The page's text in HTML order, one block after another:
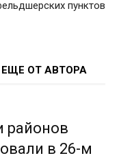
пунктов
ЕЩЕ ОТ АВТОРА
районов
в 26-м